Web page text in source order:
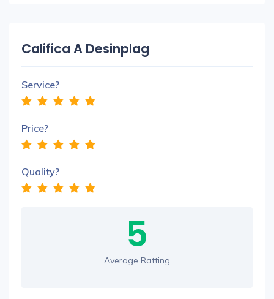
Califica A Desinplag
Service?
Price?
Quality?
5
Average Ratting